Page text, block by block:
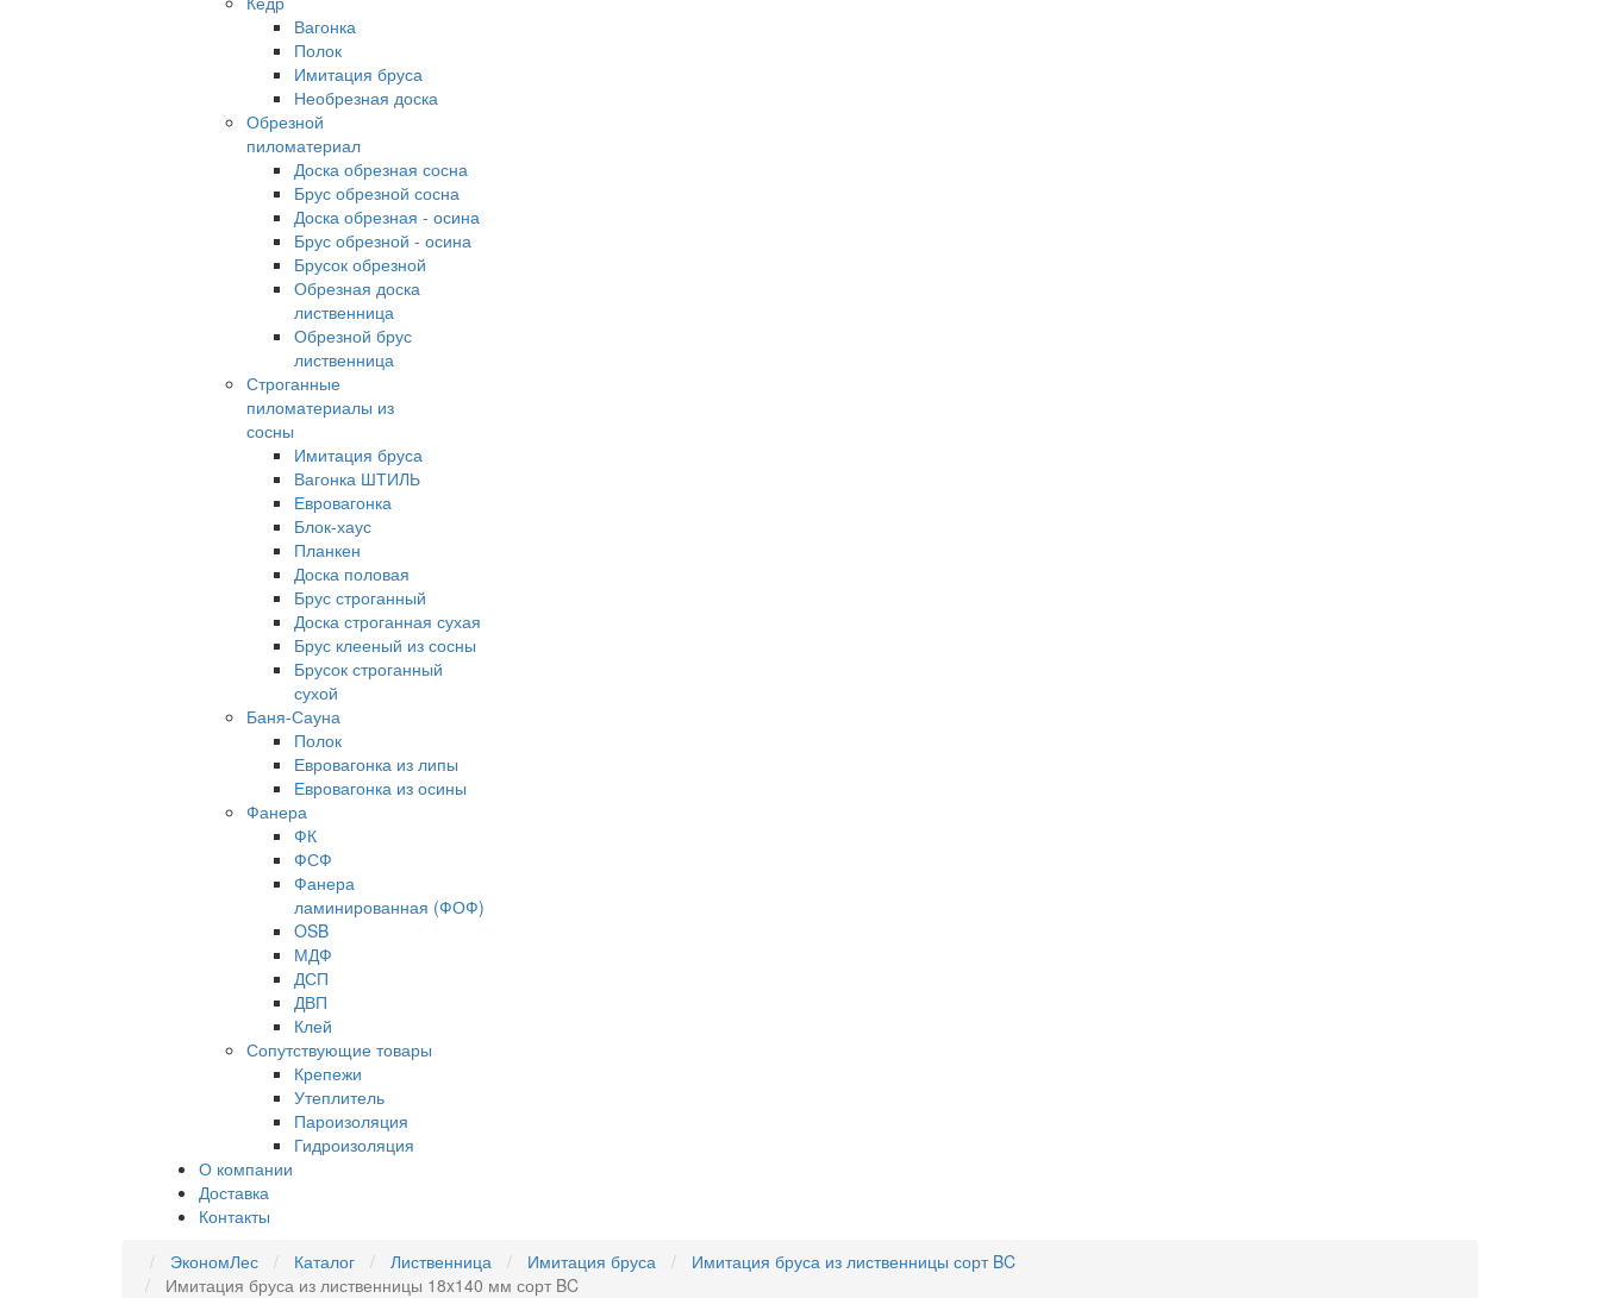
Вагонка
Полок
Имитация бруса
Необрезная доска
Обрезной
пиломатериал
Доска обрезная сосна
Брус обрезной сосна
Доска обрезная - осина
Брус обрезной - осина
Брусок обрезной
Обрезная доска
лиственница
Обрезной брус
лиственница
Строганные
пиломатериалы из
сосны
Имитация бруса
Вагонка ШТИЛЬ
Евровагонка
Блок-хаус
Планкен
Доска половая
Брус строганный
Доска строганная сухая
Брус клееный из сосны
Брусок строганный
сухой
Баня-Сауна
Полок
Евровагонка из липы
Евровагонка из осины
Фанера
ФК
ФСФ
Фанера
ламинированная (ФОФ)
OSB
МДФ
ДСП
ДВП
Клей
Сопутствующие товары
Крепежи
Утеплитель
Пароизоляция
Гидроизоляция
О компании
Доставка
Контакты
ЭкономЛес
Каталог Лиственница Имитация бруса
Имитация бруса из лиственницы сорт BC
Имитация бруса из лиственницы 18x140 мм сорт BC